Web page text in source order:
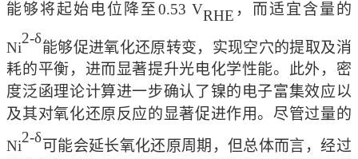
能够将起始电位降至0.53 VRHE ，而适宜含量的
Ni
2-δ
能够促进氧化还原转变，实现空穴的提取及消
耗的平衡，进而显著提升光电化学性能。此外，密
度泛函理论计算进一步确认了镍的电子富集效应以
及其对氧化还原反应的显著促进作用。尽管过量的
Ni
2-δ
可能会延长氧化还原周期，但总体而言，经过